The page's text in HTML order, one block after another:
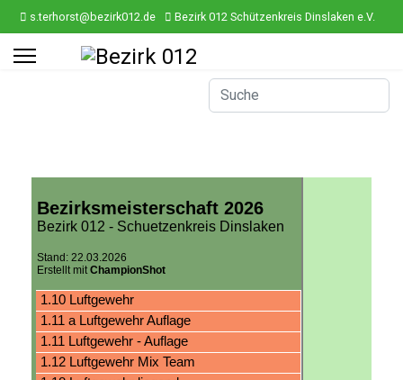
s.terhorst@bezirk012.de Bezirk 012 Schützenkreis Dinslaken e.V.
ef